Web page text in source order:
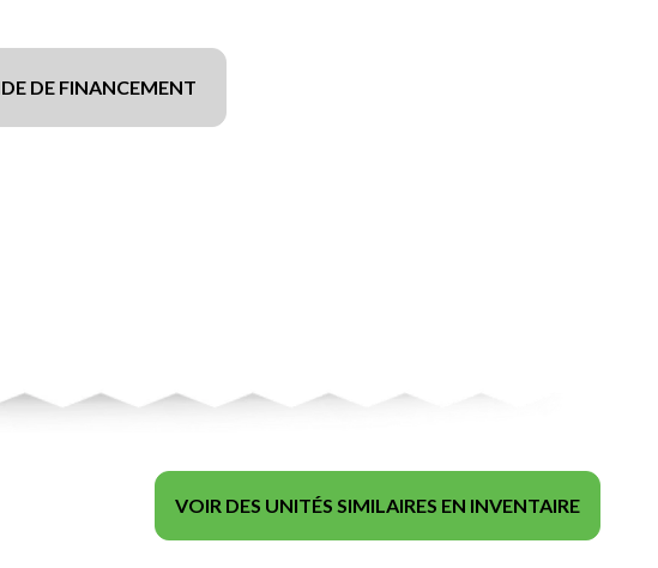
DE FINANCEMENT
VOIR DES UNITÉS SIMILAIRES EN INVENTAIRE